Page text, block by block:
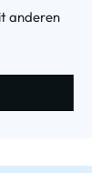
anderen